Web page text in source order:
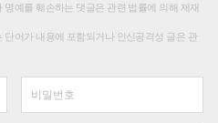
예를 훼손하는 댓글은 관련 법률에 의해 제재
어가 내용에 포함되거나 인신공격성 글은 관